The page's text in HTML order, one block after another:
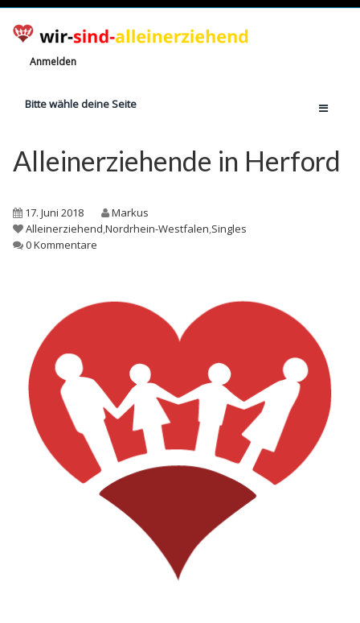
Anmelden
Bitte wähle deine Seite
Jetzt registrieren!
Anzahl Alleinerziehende
Finanzielle Hilfe
Rechte
Alleinerziehende in Herford
17. Juni 2018
Markus
Alleinerziehend,Nordrhein-Westfalen,Singles
0 Kommentare